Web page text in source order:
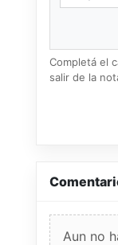
Completá el
salir de la
Aun no